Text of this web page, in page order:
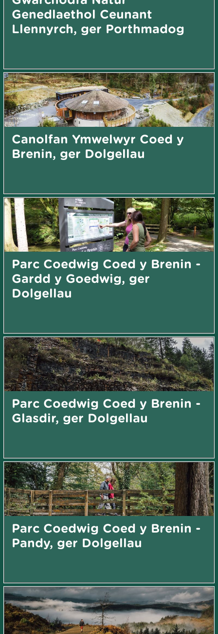
Genedlaethol Ceunant
Llennyrch, ger Porthmadog
Canolfan Ymwelwyr Coed y
Brenin, ger Dolgellau
Parc Coedwig Coed y Brenin -
Gardd y Goedwig, ger
Dolgellau
Parc Coedwig Coed y Brenin -
Glasdir, ger Dolgellau
Parc Coedwig Coed y Brenin -
Pandy, ger Dolgellau